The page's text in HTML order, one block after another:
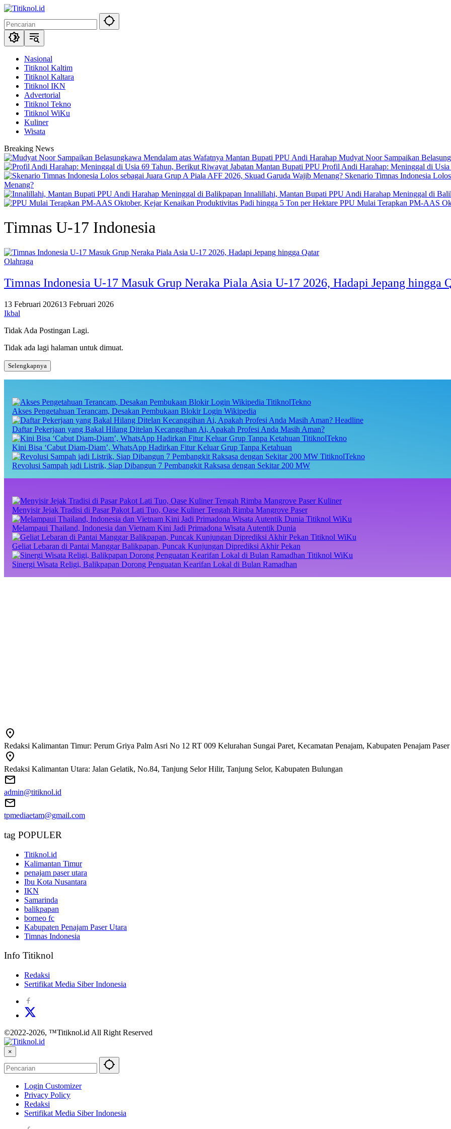
Langsung
konten
Nasional
Titiknol Kaltim
Titiknol Kaltara
Titiknol IKN
Advertorial
Titiknol Tekno
Titiknol WiKu
Kuliner
Wisata
Breaking News
Mudyat Noor Sampaikan
Profil Andi Harahap: Meninggal di
Skenario Timnas Indonesia
Menang?
Innalillahi, Mantan Bupati PPU Andi Harahap Meninggal di
PPU Mulai Terapkan PM-AAS
Timnas U-17 Indonesia
Olahraga
Timnas Indonesia U-17 Masuk Grup Neraka Piala Asia U-17 2026, Hadapi Jepang hingga
13 Februari 202613 Februari 2026
Ikbal
Tidak Ada Postingan Lagi.
Tidak ada lagi halaman untuk dimuat.
Selengkapnya
TitiknolTekno
Akses Pengetahuan Terancam, Desakan Pembukaan Blokir Login Wikipedia
Headline
Daftar Pekerjaan yang Bakal Hilang Ditelan Kecanggihan Ai, Apakah Profesi Anda Masih Aman?
TitiknolTekno
Kini Bisa ‘Cabut Diam-Diam’, WhatsApp Hadirkan Fitur Keluar Grup Tanpa Ketahuan
TitiknolTekno
Revolusi Sampah jadi Listrik, Siap Dibangun 7 Pembangkit Raksasa dengan Sekitar 200 MW
Kuliner
Menyisir Jejak Tradisi di Pasar Pakot Lati Tuo, Oase Kuliner Tengah Rimba Mangrove Paser
Titiknol WiKu
Melampaui Thailand, Indonesia dan Vietnam Kini Jadi Primadona Wisata Autentik Dunia
Titiknol WiKu
Geliat Lebaran di Pantai Manggar Balikpapan, Puncak Kunjungan Diprediksi Akhir Pekan
Titiknol WiKu
Sinergi Wisata Religi, Balikpapan Dorong Penguatan Kearifan Lokal di Bulan Ramadhan
Redaksi Kalimantan Timur: Perum Griya Palm Asri No 12 RT 009 Kelurahan Sungai Paret, Kecamatan Penajam, Kabupaten Penajam
Redaksi Kalimantan Utara: Jalan Gelatik, No.84, Tanjung Selor Hilir, Tanjung Selor, Kabupaten Bulungan
admin@titiknol.id
tpmediaetam@gmail.com
tag POPULER
Titiknol.id
Kalimantan Timur
penajam paser utara
Ibu Kota Nusantara
IKN
Samarinda
balikpapan
borneo fc
Kabupaten Penajam Paser Utara
Timnas Indonesia
Info Titiknol
Redaksi
Sertifikat Media Siber Indonesia
©2022-2026, ™Titiknol.id All Right Reserved
×
Login Customizer
Privacy Policy
Redaksi
Sertifikat Media Siber Indonesia